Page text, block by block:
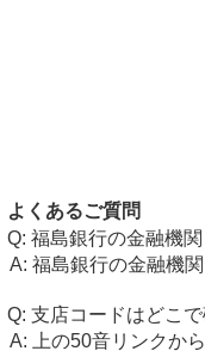
よくあるご質問
福島銀行の金融機
福島銀行の金融機
支店コードはどこ
上の50音リンクか